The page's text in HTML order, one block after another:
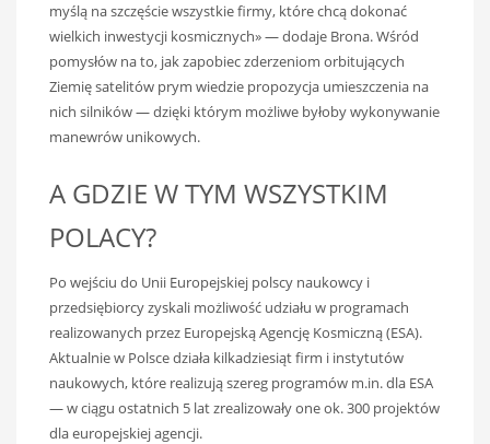
myślą na szczęście wszystkie firmy, które chcą dokonać
wielkich inwestycji kosmicznych» — dodaje Brona. Wśród
pomysłów na to, jak zapobiec zderzeniom orbitujących
Ziemię satelitów prym wiedzie propozycja umieszczenia na
nich silników — dzięki którym możliwe byłoby wykonywanie
manewrów unikowych.
A GDZIE W TYM WSZYSTKIM
POLACY?
Po wejściu do Unii Europejskiej polscy naukowcy i
przedsiębiorcy zyskali możliwość udziału w programach
realizowanych przez Europejską Agencję Kosmiczną (ESA).
Aktualnie w Polsce działa kilkadziesiąt firm i instytutów
naukowych, które realizują szereg programów m.in. dla ESA
— w ciągu ostatnich 5 lat zrealizowały one ok. 300 projektów
dla europejskiej agencji.